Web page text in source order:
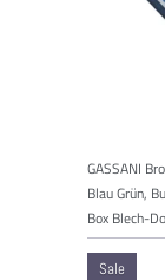
GASSANI
Blau Grün,
Box Blech-
Sale